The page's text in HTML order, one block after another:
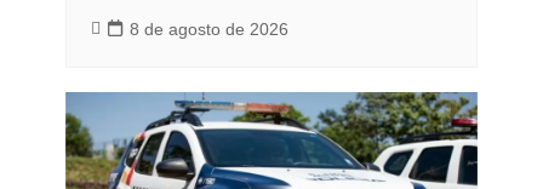
8 de agosto de 2026